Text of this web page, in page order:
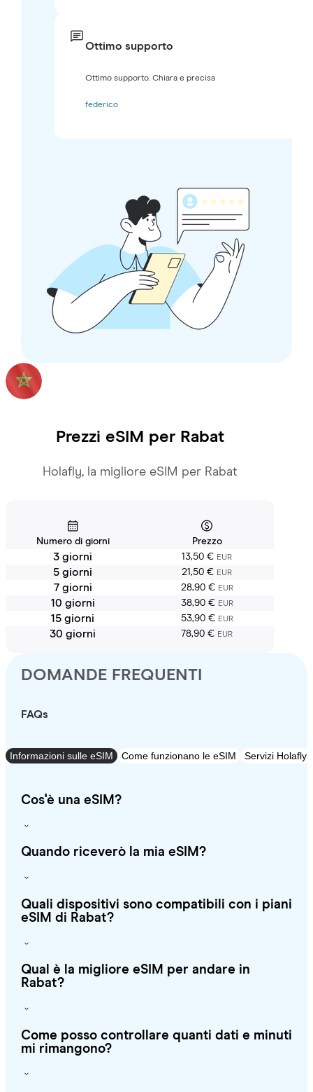
Ottimo supporto
Ottimo supporto. Chiara e precisa
federico
Prezzi eSIM per Rabat
Holafly, la migliore eSIM per Rabat
Numero di giorni Prezzo
3 giorni 13,50 € EUR
5 giorni 21,50 € EUR
7 giorni 28,90 € EUR
10 giorni 38,90 € EUR
15 giorni 53,90 € EUR
30 giorni 78,90 € EUR
DOMANDE FREQUENTI
FAQs
Informazioni sulle eSIM Come funzionano le eSIM Servizi Holafly
Cos'è una eSIM?
Quando riceverò la mia eSIM?
Quali dispositivi sono compatibili con i piani
eSIM di Rabat?
Qual è la migliore eSIM per andare in
Rabat?
Come posso controllare quanti dati e minuti
mi rimangono?